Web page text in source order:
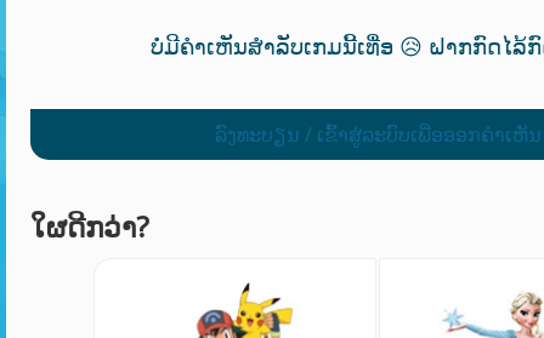
ບໍ່ມີຄຳເຫັນສຳລັບເກມນີ້ເທື່ອ 😥 ຝາກກົດໄລ້
ລົງທະບຽນ / ເຂົ້າສູ່ລະບົບເພື່ອອອກຄໍາເຫັນ
ໃຜດີກວ່າ?